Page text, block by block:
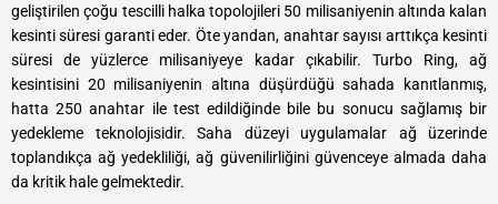
geliştirilen çoğu tescilli halka topolojileri 50 milisaniyenin altında kalan
kesinti süresi garanti eder. Öte yandan, anahtar sayısı arttıkça kesinti
süresi de yüzlerce milisaniyeye kadar çıkabilir. Turbo Ring, ağ
kesintisini 20 milisaniyenin altına düşürdüğü sahada kanıtlanmış,
hatta 250 anahtar ile test edildiğinde bile bu sonucu sağlamış bir
yedekleme teknolojisidir. Saha düzeyi uygulamalar ağ üzerinde
toplandıkça ağ yedekliliği, ağ güvenilirliğini güvenceye almada daha
da kritik hale gelmektedir.